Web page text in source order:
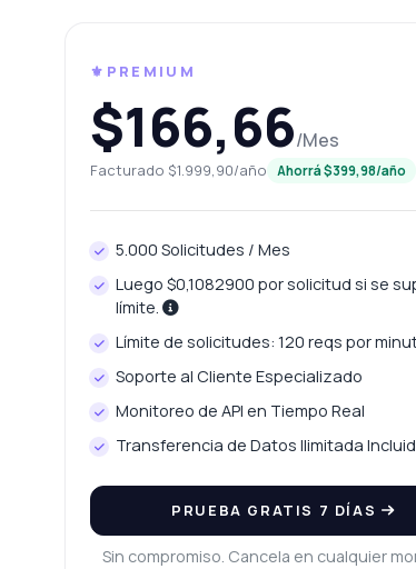
⚜️PREMIUM
$166,66/Mes
Facturado $1.999,90/año Ahorrá $399,98/año
5.000 Solicitudes / Mes
Luego $0,1082900 por solicitud si se
límite.
Límite de solicitudes: 120 reqs por
Soporte al Cliente Especializado
Monitoreo de API en Tiempo Real
Transferencia de Datos Ilimitada
PRUEBA GRATIS 7 DÍAS
Sin compromiso. Cancela en cualquier